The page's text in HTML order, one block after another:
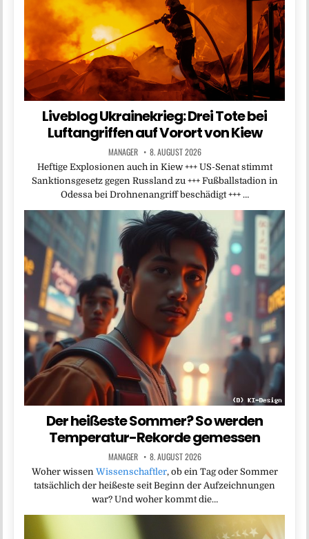
Liveblog Ukrainekrieg: Drei Tote bei
Luftangriffen auf Vorort von Kiew
MANAGER 8. AUGUST 2026
Heftige Explosionen auch in Kiew +++ US-Senat stimmt
Sanktionsgesetz gegen Russland zu +++ Fußballstadion in
Odessa bei Drohnenangriff beschädigt +++ …
Der heißeste Sommer? So werden
Temperatur-Rekorde gemessen
MANAGER 8. AUGUST 2026
Woher wissen Wissenschaftler, ob ein Tag oder Sommer
tatsächlich der heißeste seit Beginn der Aufzeichnungen
war? Und woher kommt die…